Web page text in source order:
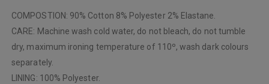
COMPOSTION: 90% Cotton 8% Polyester 2% Elastane.
CARE: Machine wash cold water, do not bleach, do not tumble
dry, maximum ironing temperature of 110º, wash dark colours
separately.
LINING: 100% Polyester.